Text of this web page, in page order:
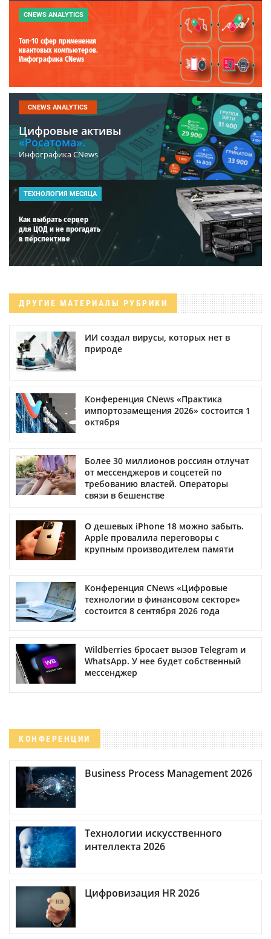
CNEWS ANALYTICS
Топ-10 сфер применения
квантовых компьютеров.
Инфографика CNews
CNEWS ANALYTICS
Цифровые активы
«Росатома».
Инфографика CNews
ТЕХНОЛОГИЯ МЕСЯЦА
Как выбрать сервер
для ЦОД и не прогадать
в перспективе
ДРУГИЕ МАТЕРИАЛЫ РУБРИКИ
ИИ создал вирусы, которых нет в
природе
Конференция CNews «Практика
импортозамещения 2026» состоится 1
октября
Более 30 миллионов россиян отлучат
от мессенджеров и соцсетей по
требованию властей. Операторы
связи в бешенстве
О дешевых iPhone 18 можно забыть.
Apple провалила переговоры с
крупным производителем памяти
Конференция CNews «Цифровые
технологии в финансовом секторе»
состоится 8 сентября 2026 года
Wildberries бросает вызов Telegram и
WhatsApp. У нее будет собственный
мессенджер
КОНФЕРЕНЦИИ
Business Process Management 2026
Технологии искусственного
интеллекта 2026
Цифровизация HR 2026